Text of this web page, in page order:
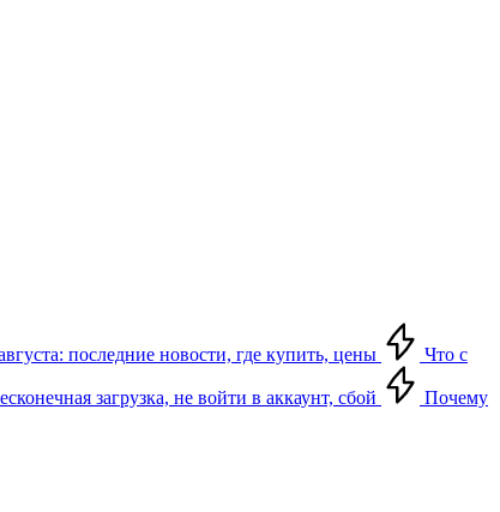
последние новости, где купить, цены Что с
загрузка, не войти в аккаунт, сбой
Почему